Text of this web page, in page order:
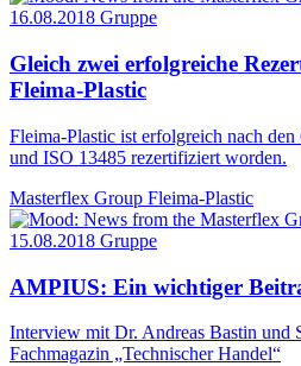
16.08.2018 Gruppe
Gleich zwei erfolgreiche
Fleima-Plastic
Fleima-Plastic ist erfolgreich nach
und ISO 13485 rezertifiziert worden.
Masterflex Group Fleima-Plastic
15.08.2018 Gruppe
AMPIUS: Ein wichtiger
Interview mit Dr. Andreas Bastin und
Fachmagazin „Technischer Handel“